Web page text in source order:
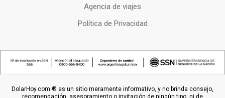
Agencia de viajes
Política de Privacidad
DolarHoy.com ® es un sitio meramente informativo, y no brinda consejo,
recomendación, asesoramiento o invitación de ningún tipo, ni de